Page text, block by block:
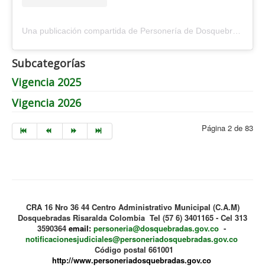
Una publicación compartida de Personería de Dosquebradas (@personeriadosquebradas)
Subcategorías
Vigencia 2025
Vigencia 2026
Página 2 de 83
CRA 16 Nro 36 44 Centro Administrativo Municipal (C.A.M)
Dosquebradas Risaralda Colombia Tel (57 6) 3401165 - Cel 313
3590364 email: personeria@dosquebradas.gov.co-
notificacionesjudiciales@personeriadosquebradas.gov.co
Código postal 661001
http://www.personeriadosquebradas.gov.co